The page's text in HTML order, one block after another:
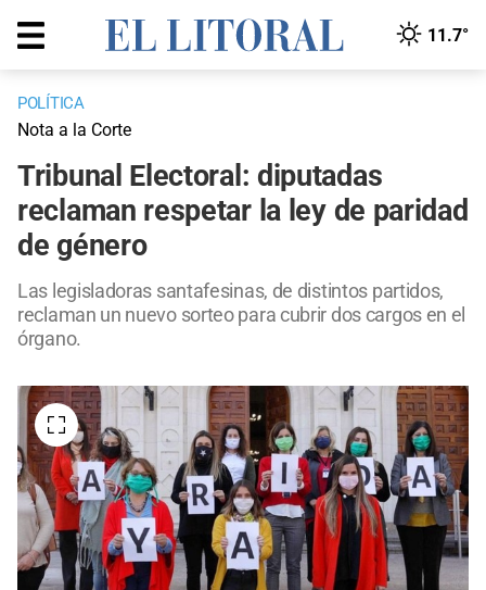
11.7°
POLÍTICA
Nota a la Corte
Tribunal Electoral: diputadas
reclaman respetar la ley de paridad
de género
Las legisladoras santafesinas, de distintos partidos,
reclaman un nuevo sorteo para cubrir dos cargos en el
órgano.